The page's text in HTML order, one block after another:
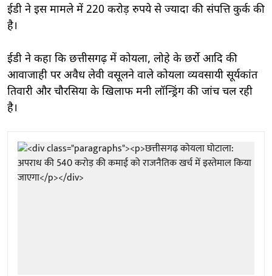
ईडी ने इस मामले में 220 करोड़ रुपये से ज्यादा की संपत्ति कुर्क की
है।
ईडी ने कहा कि छत्तीसगढ़ में कोयला, लोहे के छर्रो आदि की
आवाजाही पर अवैध लेवी वसूलने वाले कोयला व्यवसायी सूर्यकांत
तिवारी और चौरसिया के खिलाफ मनी लॉन्ड्रिंग की जांच चल रही
है।